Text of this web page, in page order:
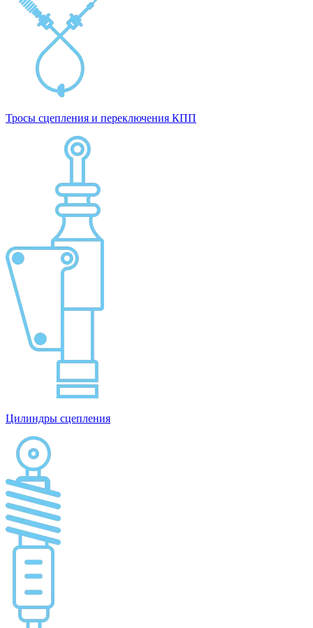
Тросы сцепления и переключения КПП
Цилиндры сцепления